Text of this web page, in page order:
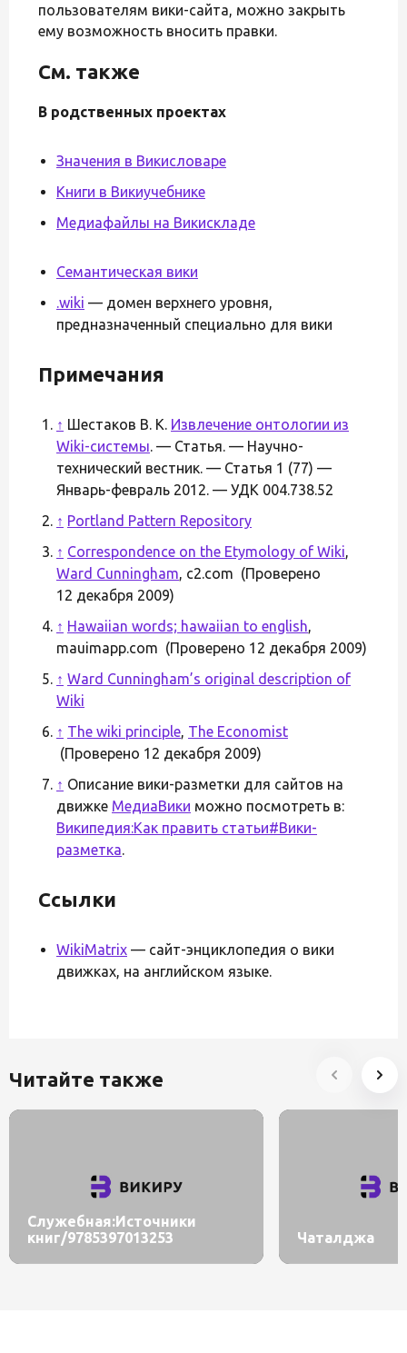
пользователям вики-сайта, можно закрыть
ему возможность вносить правки.
См. также
В родственных проектах
Значения в Викисловаре
Книги в Викиучебнике
Медиафайлы на Викискладе
Семантическая вики
.wiki — домен верхнего уровня,
предназначенный специально для вики
Примечания
↑ Шестаков В. К. Извлечение онтологии из
Wiki-системы. — Статья. — Научно-
технический вестник. — Статья 1 (77) —
Январь-февраль 2012. — УДК 004.738.52
↑ Portland Pattern Repository
↑ Correspondence on the Etymology of Wiki,
Ward Cunningham, c2.com (Проверено
12 декабря 2009)
↑ Hawaiian words; hawaiian to english,
mauimapp.com (Проверено 12 декабря 2009)
↑ Ward Cunningham’s original description of
Wiki
↑ The wiki principle, The Economist
(Проверено 12 декабря 2009)
↑ Описание вики-разметки для сайтов на
движке МедиаВики можно посмотреть в:
Википедия:Как править статьи#Вики-
разметка.
Ссылки
WikiMatrix — сайт-энциклопедия о вики
движках, на английском языке.
Читайте также
Служебная:Источники
книг/9785397013253
Чаталджа